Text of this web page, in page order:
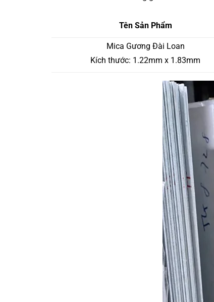
Tên Sản Phẩm
Mica Gương Đài Loan
Kích thước: 1.22mm x 1.83mm